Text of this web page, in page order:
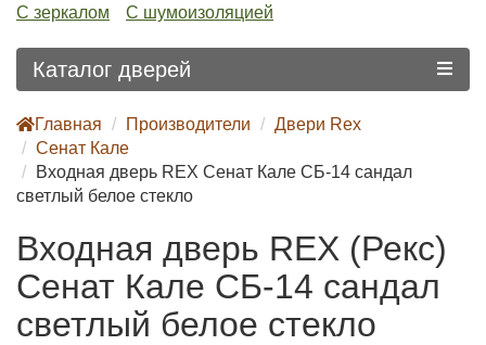
С зеркалом С шумоизоляцией
Каталог дверей
Главная Производители
Двери Rex
Сенат Кале
Входная дверь REX Сенат Кале СБ-14 сандал
светлый белое стекло
Входная дверь REX (Рекс)
Сенат Кале СБ-14 сандал
светлый белое стекло